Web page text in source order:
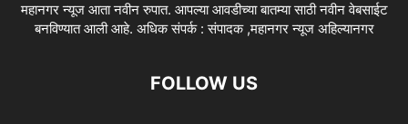
महानगर न्यूज आता नवीन रुपात. आपल्या आवडीच्या बातम्या साठी नवीन वेबसाईट
बनविण्यात आली आहे. अधिक संपर्क : संपादक ,महानगर न्यूज अहिल्यानगर
FOLLOW US